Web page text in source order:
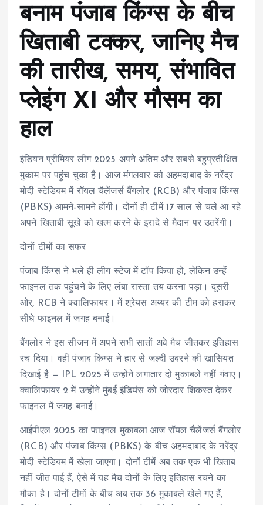
बनाम पंजाब किंग्स के बीच
खिताबी टक्कर, जानिए मैच
की तारीख, समय, संभावित
प्लेइंग XI और मौसम का
हाल
इंडियन प्रीमियर लीग 2025 अपने अंतिम और सबसे बहुप्रतीक्षित
मुकाम पर पहुंच चुका है। आज मंगलवार को अहमदाबाद के नरेंद्र
मोदी स्टेडियम में रॉयल चैलेंजर्स बैंगलोर (RCB) और पंजाब किंग्स
(PBKS) आमने-सामने होंगी। दोनों ही टीमें 17 साल से चले आ रहे
अपने खिताबी सूखे को खत्म करने के इरादे से मैदान पर उतरेंगी।
दोनों टीमों का सफर
पंजाब किंग्स ने भले ही लीग स्टेज में टॉप किया हो, लेकिन उन्हें
फाइनल तक पहुंचने के लिए लंबा रास्ता तय करना पड़ा। दूसरी
ओर, RCB ने क्वालिफायर 1 में श्रेयस अय्यर की टीम को हराकर
सीधे फाइनल में जगह बनाई।
बैंगलोर ने इस सीजन में अपने सभी सातों अवे मैच जीतकर इतिहास
रच दिया। वहीं पंजाब किंग्स ने हार से जल्दी उबरने की खासियत
दिखाई है — IPL 2025 में उन्होंने लगातार दो मुकाबले नहीं गंवाए।
क्वालिफायर 2 में उन्होंने मुंबई इंडियंस को जोरदार शिकस्त देकर
फाइनल में जगह बनाई।
आईपीएल 2025 का फाइनल मुकाबला आज रॉयल चैलेंजर्स बैंगलोर
(RCB) और पंजाब किंग्स (PBKS) के बीच अहमदाबाद के नरेंद्र
मोदी स्टेडियम में खेला जाएगा। दोनों टीमें अब तक एक भी खिताब
नहीं जीत पाई हैं, ऐसे में यह मैच दोनों के लिए इतिहास रचने का
मौका है। दोनों टीमों के बीच अब तक 36 मुकाबले खेले गए हैं,